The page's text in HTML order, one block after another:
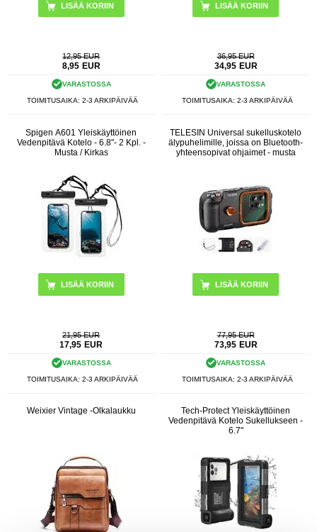
LISÄÄ KORIIN
12,95 EUR
8,95 EUR
VARASTOSSA
TOIMITUSAIKA: 2-3 ARKIPÄIVÄÄ
36,95 EUR
34,95 EUR
VARASTOSSA
TOIMITUSAIKA: 2-3 ARKIPÄIVÄÄ
Spigen A601 Yleiskäyttöinen
Vedenpitävä Kotelo - 6.8"- 2 Kpl. -
Musta / Kirkas
21,95 EUR
17,95 EUR
VARASTOSSA
TOIMITUSAIKA: 2-3 ARKIPÄIVÄÄ
TELESIN Universal sukelluskotelo
älypuhelimille, joissa on Bluetooth-
yhteensopivat ohjaimet - musta
77,95 EUR
73,95 EUR
VARASTOSSA
TOIMITUSAIKA: 2-3 ARKIPÄIVÄÄ
Weixier Vintage -Olkalaukku
Tech-Protect Yleiskäyttöinen
Vedenpitävä Kotelo Sukellukseen -
6.7"